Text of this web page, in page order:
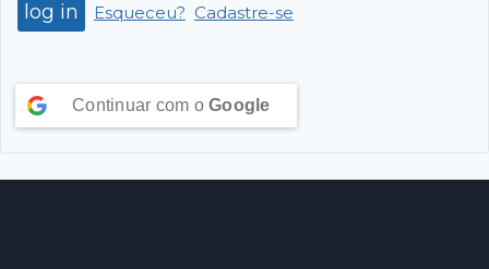
Esqueceu? Cadastre-se
Continuar com o Google